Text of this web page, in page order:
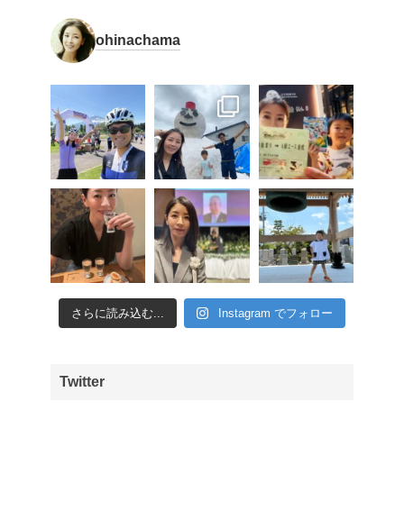
ohinachama
さらに読み込む... Instagram でフォロー
Twitter